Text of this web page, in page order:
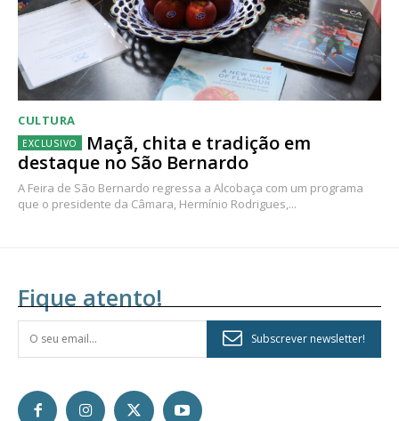
CULTURA
Maçã, chita e tradição em
destaque no São Bernardo
A Feira de São Bernardo regressa a Alcobaça com um programa
que o presidente da Câmara, Hermínio Rodrigues,...
Fique atento!
Subscrever newsletter!